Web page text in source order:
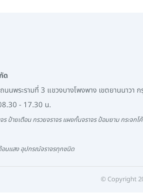
ด
นพระรามที่ 3 แขวงบางโพงพาง เขตยานนาวา
- 17.30 น.
ป้ายเตือน กรวยจราจร แผงกั้นจราจร ป้อมยาม กระจกโ
อนแสง อุปกรณ์จราจรทุกชนิด
© Copyright